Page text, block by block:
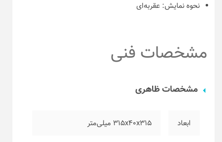
نحوه نمایش: عقربه‌ای
مشخصات فنی
مشخصات ظاهری
ابعاد ۳۱۵x40x315 میلی‌متر